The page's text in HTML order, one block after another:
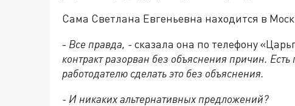
Сама Светлана Евгеньевна находится в
- Все правда, - сказала она по телефону
контракт разорван без объяснения причин. Есть
работодателю сделать это без объяснения.
- И никаких альтернативных предложений?